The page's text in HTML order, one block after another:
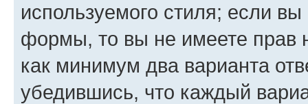
используемого стиля; если
формы, то вы не имеете прав
как минимум два варианта
убедившись, что каждый